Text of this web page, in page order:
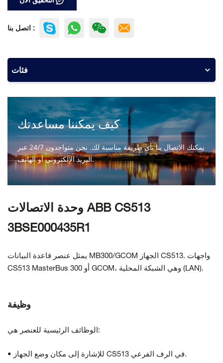
اتصل بنا :
فئات
كيف يمكننا مساعدتك
يمكنك الاتصال بنا بأي طريقة مناسبة لك. نحن متواجدون 24/7 عبر
البريد الإلكتروني أو الهاتف.
اتصل بنا
وحدة الاتصالات ABB CS513
3BSE000435R1
يمثل عنصر قاعدة البيانات MB300/GCOM الجهاز CS513. واجهات
CS513 MasterBus 300 أو GCOM، وهي الشبكة المحلية (LAN).
وظيفة
الوظائف الرئيسية للعنصر هي:
• للإشارة إلى مكان وضع الجهاز CS513 في الرف الفرعي.